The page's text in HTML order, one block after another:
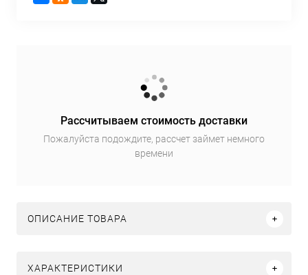
Рассчитываем стоимость доставки
Пожалуйста подождите, рассчет займет немного
времени
ОПИСАНИЕ ТОВАРА
ХАРАКТЕРИСТИКИ